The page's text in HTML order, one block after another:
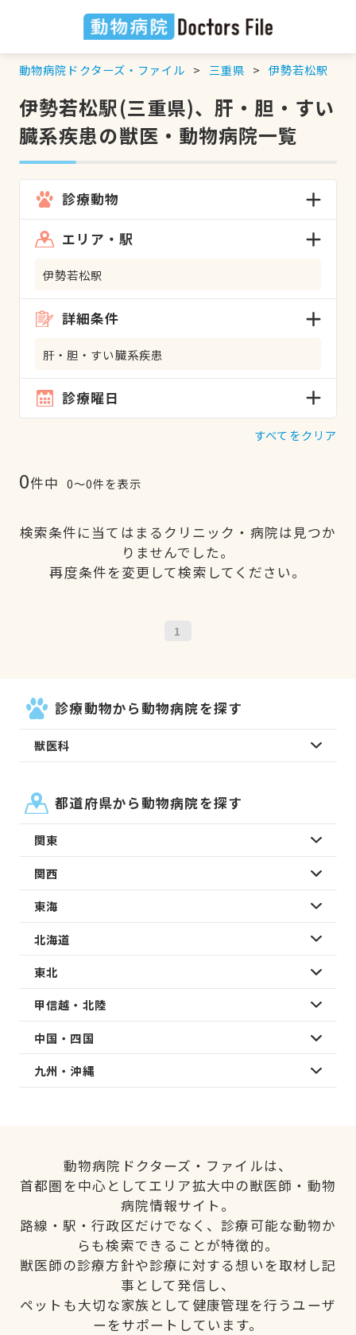
動物病院ドクターズ・ファイル 三重県 伊勢若松駅
伊勢若松駅(三重県)、肝・胆・すい
臓系疾患の獣医・動物病院一覧
診療動物
エリア・駅
伊勢若松駅
詳細条件
肝・胆・すい臓系疾患
診療曜日
すべてをクリア
0件中 0〜0件を表示
検索条件に当てはまるクリニック・病院は見つか
りませんでした。
再度条件を変更して検索してください。
1
診療動物から動物病院を探す
獣医科
都道府県から動物病院を探す
関東
関西
東海
北海道
東北
甲信越・北陸
中国・四国
九州・沖縄
動物病院ドクターズ・ファイルは、
首都圏を中心としてエリア拡大中の獣医師・動物
病院情報サイト。
路線・駅・行政区だけでなく、診療可能な動物か
らも検索できることが特徴的。
獣医師の診療方針や診療に対する想いを取材し記
事として発信し、
ペットも大切な家族として健康管理を行うユーザ
ーをサポートしています。